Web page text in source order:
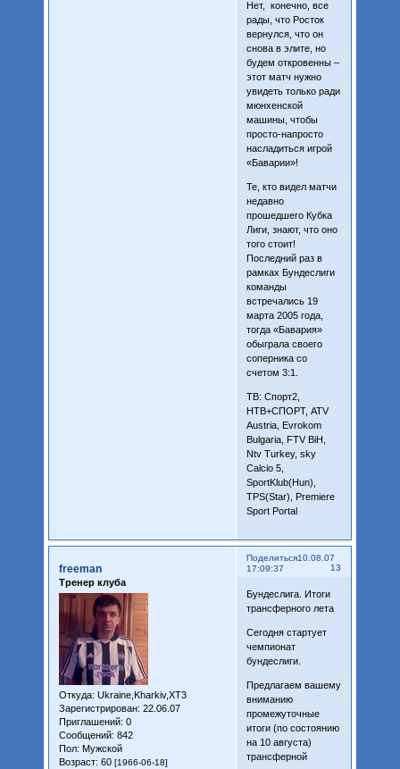
Нет, конечно, все
рады, что Росток
вернулся, что он
снова в элите, но
будем откровенны –
этот матч нужно
увидеть только ради
мюнхенской
машины, чтобы
просто-напросто
насладиться игрой
«Баварии»!
Те, кто видел матчи
недавно
прошедшего Кубка
Лиги, знают, что оно
того стоит!
Последний раз в
рамках Бундеслиги
команды
встречались 19
марта 2005 года,
тогда «Бавария»
обыграла своего
соперника со
счетом 3:1.
ТВ: Спорт2,
НТВ+СПОРТ, ATV
Austria, Evrokom
Bulgaria, FTV BiH,
Ntv Turkey, sky
Calcio 5,
SportKlub(Hun),
TPS(Star), Premiere
Sport Portal
Поделиться
13
10.08.07
17:09:37
freeman
Тренер клуба
Откуда: Ukraine,Kharkiv,XT3
Зарегистрирован: 22.06.07
Приглашений: 0
Сообщений: 842
Пол: Мужской
Возраст: 60 [1966-06-18]
Бундеслига. Итоги
трансферного лета
Сегодня стартует
чемпионат
бундеслиги.
Предлагаем вашему
вниманию
промежуточные
итоги (по состоянию
на 10 августа)
трансферной